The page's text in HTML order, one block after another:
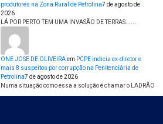
produtores na Zona Rural de Petrolina7 de agosto de
2026
LÁ POR PERTO TEM UMA INVASÃO DE TERRAS......
ONE JOSE DE OLIVEIRAem PCPE indicia ex-diretor e
mais 8 suspeitos por corrupção na Penitenciária de
Petrolina7 de agosto de 2026
Numa situação como essa a solução é chamar o LADRÃO